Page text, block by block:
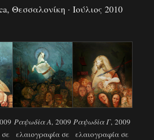
Θεσσαλονίκη · Ιούλιος 2010
Ραψωδία Α, 2009
ελαιογραφία σε
Ραψωδία Γ, 2009
ελαιογραφία σε